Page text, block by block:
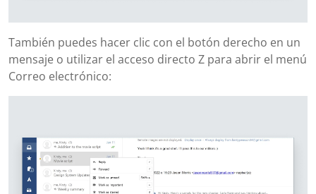
También puedes hacer clic con el botón derecho en un
mensaje o utilizar el acceso directo Z para abrir el menú
Correo electrónico: